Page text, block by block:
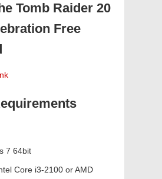
Tomb Raider 20
Free
7 64bit
Core i3-2100 or AMD